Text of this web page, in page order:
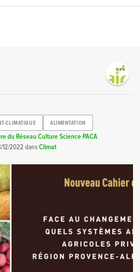
CLIMATIQUE ALIMENTATION
du Réseau Culture Science PACA
12/2022 dansClimat